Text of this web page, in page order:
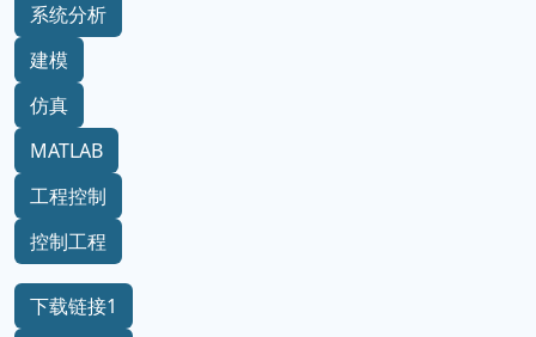
系统分析
建模
仿真
MATLAB
工程控制
控制工程
下载链接1